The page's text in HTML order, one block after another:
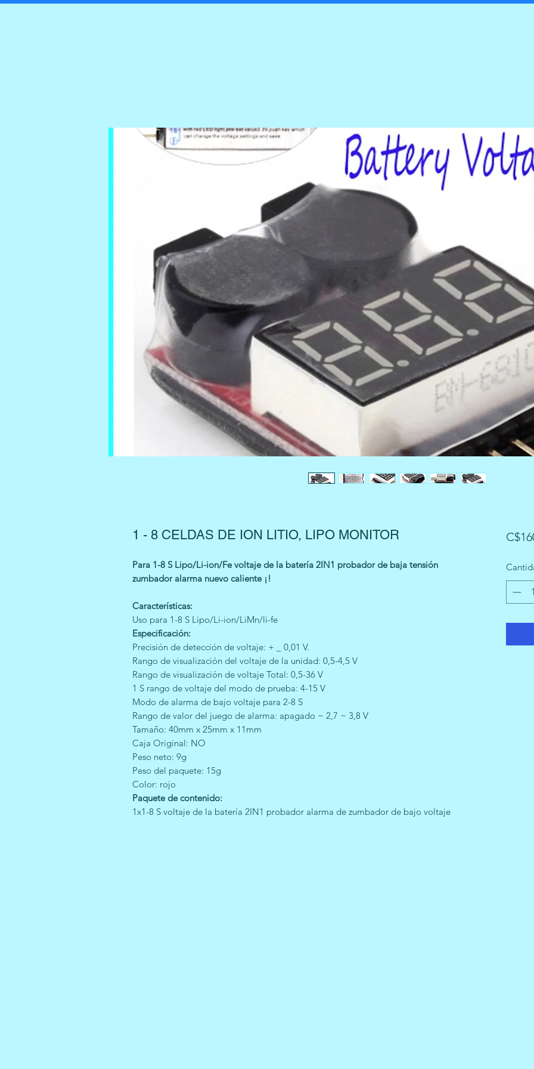
1 - 8 CELDAS DE ION LITIO, LIPO MONITOR
Para 1-8 S Lipo/Li-ion/Fe voltaje de la batería 2IN1 probador de baja tensión
zumbador alarma nuevo caliente ¡!
Características:
Uso para 1-8 S Lipo/Li-ion/LiMn/li-fe
Especificación:
Precisión de detección de voltaje: + _ 0,01 V.
Rango de visualización del voltaje de la unidad: 0,5-4,5 V
Rango de visualización de voltaje Total: 0,5-36 V
1 S rango de voltaje del modo de prueba: 4-15 V
Modo de alarma de bajo voltaje para 2-8 S
Rango de valor del juego de alarma: apagado ~ 2,7 ~ 3,8 V
Tamaño: 40mm x 25mm x 11mm
Caja Original: NO
Peso neto: 9g
Peso del paquete: 15g
Color: rojo
Paquete de contenido:
1x1-8 S voltaje de la batería 2IN1 probador alarma de zumbador de bajo voltaje